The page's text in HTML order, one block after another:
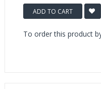
ADD TO CART
To order this product